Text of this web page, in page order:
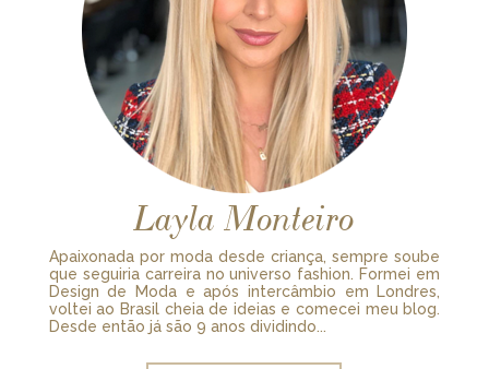
Layla Monteiro
Apaixonada por moda desde criança, sempre soube
que seguiria carreira no universo fashion. Formei em
Design de Moda e após intercâmbio em Londres,
voltei ao Brasil cheia de ideias e comecei meu blog.
Desde então já são 9 anos dividindo...